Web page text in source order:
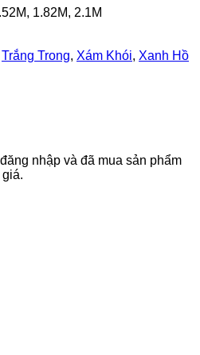
1.82M, 2.1M
Trắng Trong, Xám Khói, Xanh Hồ
nhập và đã mua sản phẩm